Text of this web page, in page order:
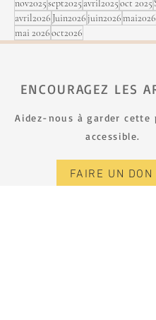
nov2025sept2025 avril2025oct 2025
avril2026 Juin2026juin2026mai2026
mai 2026oct2026
ENCOURAGEZ LES
Aidez-nous à garder cette
accessible.
FAIRE UN DON